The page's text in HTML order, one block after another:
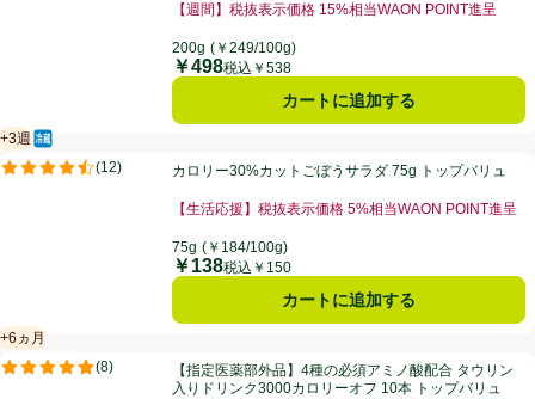
【週間】税抜表示価格 15%相当WAON POINT進呈
200g (￥249/100g)
価格
￥498税込￥538
カートに追加する
カロリー30%カットごぼうサラダ 75g トップバリュ
+3週
賞味・消費期限保証：3週間
冷蔵食品
(12)
評価は12件のレビューで5点中4.5点。カロリー30%カットごぼうサラダ 75g トップバリュ
【生活応援】税抜表示価格 5%相当WAON POINT進呈
75g (￥184/100g)
価格
￥138税込￥150
カートに追加する
【指定医薬部外品】4種の必須アミノ酸配合 タウリン入りドリンク
+6ヵ月
賞味・消費期限保証：6ヵ月
(8)
評価は8件のレビューで5点中4.9点。【指定医薬部外品】4種の必須アミノ酸配合 タウリン
入りドリンク3000カロリーオフ 10本 トップバリュ